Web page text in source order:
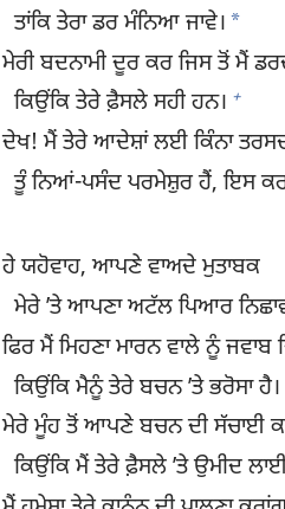
ਤਾਂਕਿ ਤੇਰਾ ਡਰ ਮੰਨਿਆ ਜਾਵੇ। *
ਮੇਰੀ ਬਦਨਾਮੀ ਦੂਰ ਕਰ ਜਿਸ ਤੋਂ ਮੈਂ
ਕਿਉਂਕਿ ਤੇਰੇ ਫ਼ੈਸਲੇ ਸਹੀ ਹਨ। +
ਦੇਖ! ਮੈਂ ਤੇਰੇ ਆਦੇਸ਼ਾਂ ਲਈ ਕਿੰਨਾ
ਤੂੰ ਨਿਆਂ-ਪਸੰਦ ਪਰਮੇਸ਼ੁਰ ਹੈਂ, ਇਸ
ਹੇ ਯਹੋਵਾਹ, ਆਪਣੇ ਵਾਅਦੇ ਮੁਤਾਬਕ
ਮੇਰੇ ʼਤੇ ਆਪਣਾ ਅਟੱਲ ਪਿਆਰ
ਫਿਰ ਮੈਂ ਮਿਹਣਾ ਮਾਰਨ ਵਾਲੇ ਨੂੰ ਜਵਾਬ
ਕਿਉਂਕਿ ਮੈਨੂੰ ਤੇਰੇ ਬਚਨ ʼਤੇ ਭਰੋਸਾ ਹੈ।
ਮੇਰੇ ਮੂੰਹ ਤੋਂ ਆਪਣੇ ਬਚਨ ਦੀ ਸੱਚਾਈ
ਕਿਉਂਕਿ ਮੈਂ ਤੇਰੇ ਫ਼ੈਸਲੇ ʼਤੇ ਉਮੀਦ